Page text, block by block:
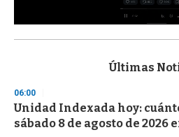
s
d
s
o
f
Últimas
06:00
Unidad Indexada hoy:
sábado 8 de agosto de 2026